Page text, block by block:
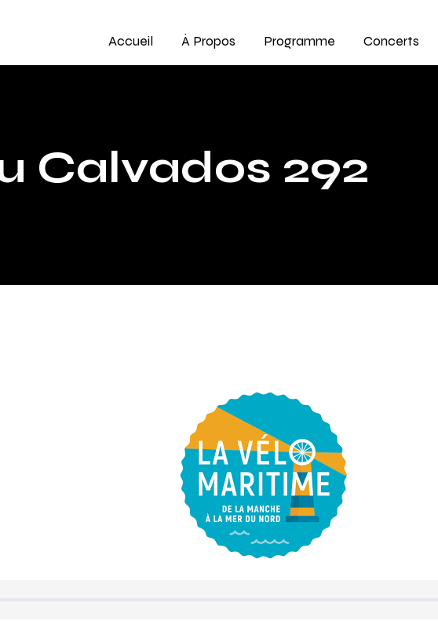
Accueil À Propos Programme Concerts
Calvados 292